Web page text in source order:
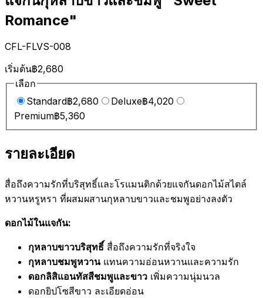
Romance"
CFL-FLVS-008
เริ่มต้น฿2,680
เลือก
Standard฿2,680 Deluxe฿4,020
Premium฿5,360
รายละเอียด
สื่อถึงความรักที่บริสุทธิ์และโรแมนติกด้วยแจกันดอกไม้สไตล์
หวานหรูหรา ที่ผสมผสานกุหลาบขาวและชมพูอย่างลงตัว
ดอกไม้ในแจกัน:
กุหลาบขาวบริสุทธิ์ สื่อถึงความรักที่จริงใจ
กุหลาบชมพูหวานแทนความอ่อนหวานและความรัก
ดอกลิสิแอนทัสสีชมพูและขาว เพิ่มความนุ่มนวล
ดอกยิปโซสีขาว ละเอียดอ่อน